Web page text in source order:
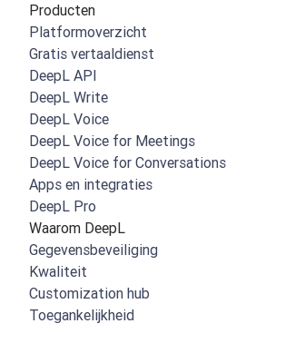
Producten
Platformoverzicht
Gratis vertaaldienst
DeepL API
DeepL Write
DeepL Voice
DeepL Voice for Meetings
DeepL Voice for Conversations
Apps en integraties
DeepL Pro
Waarom DeepL
Gegevensbeveiliging
Kwaliteit
Customization hub
Toegankelijkheid